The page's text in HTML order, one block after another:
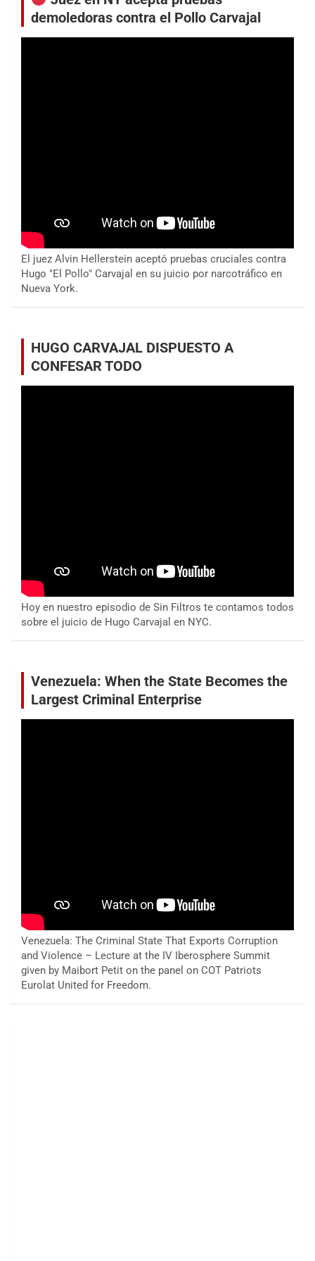
demoledoras contra el Pollo Carvajal
El juez Alvin Hellerstein aceptó pruebas cruciales contra
Hugo "El Pollo" Carvajal en su juicio por narcotráfico en
Nueva York.
HUGO CARVAJAL DISPUESTO A
CONFESAR TODO
Hoy en nuestro episodio de Sin Filtros te contamos todos
sobre el juicio de Hugo Carvajal en NYC.
Venezuela: When the State Becomes the
Largest Criminal Enterprise
Venezuela: The Criminal State That Exports Corruption
and Violence – Lecture at the IV Iberosphere Summit
given by Maibort Petit on the panel on COT Patriots
Eurolat United for Freedom.